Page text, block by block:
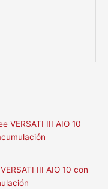
III AIO 10 con